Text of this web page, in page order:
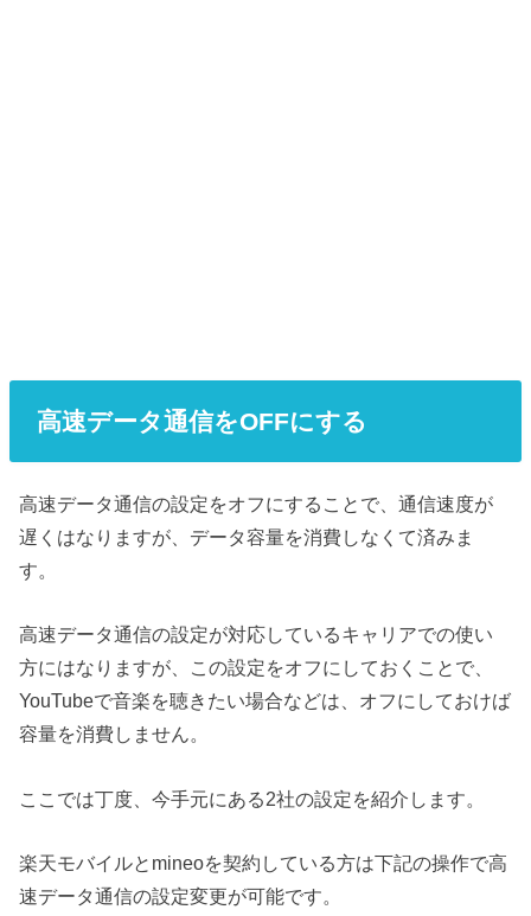
高速データ通信をOFFにする
高速データ通信の設定をオフにすることで、通信速度が
遅くはなりますが、データ容量を消費しなくて済みま
す。
高速データ通信の設定が対応しているキャリアでの使い
方にはなりますが、この設定をオフにしておくことで、
YouTubeで音楽を聴きたい場合などは、オフにしておけば
容量を消費しません。
ここでは丁度、今手元にある2社の設定を紹介します。
楽天モバイルとmineoを契約している方は下記の操作で高
速データ通信の設定変更が可能です。